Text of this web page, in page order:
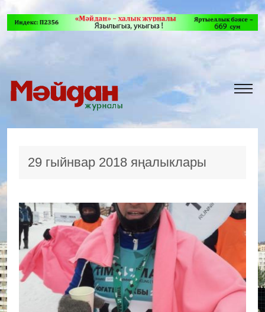
29 гыйнвар 2018 яңалыклары